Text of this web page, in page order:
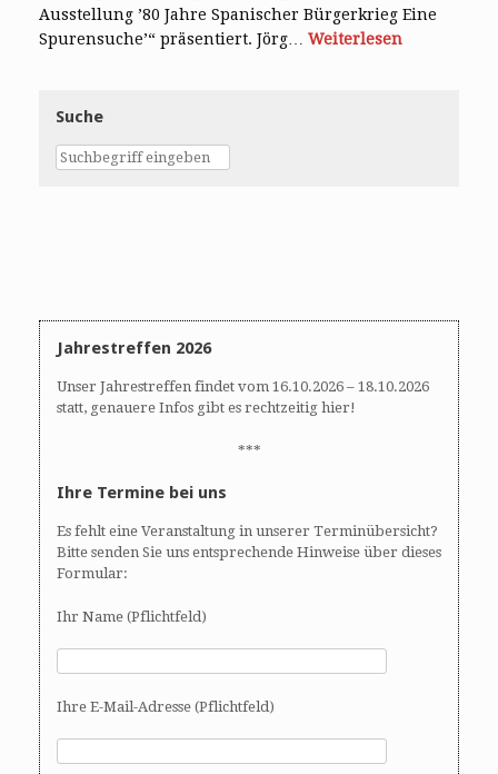
Ausstellung ’80 Jahre Spanischer Bürgerkrieg Eine
Spurensuche’“ präsentiert. Jörg… Weiterlesen
Suche
Jahrestreffen 2026
Unser Jahrestreffen findet vom 16.10.2026 – 18.10.2026
statt, genauere Infos gibt es rechtzeitig hier!
***
Ihre Termine bei uns
Es fehlt eine Veranstaltung in unserer Terminübersicht?
Bitte senden Sie uns entsprechende Hinweise über dieses
Formular:
Ihr Name (Pflichtfeld)
Ihre E-Mail-Adresse (Pflichtfeld)